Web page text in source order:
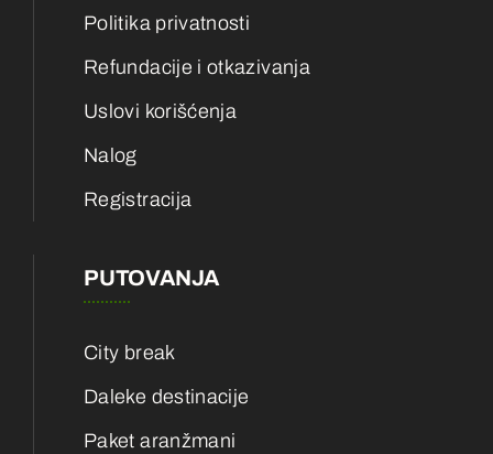
Politika privatnosti
Refundacije i otkazivanja
Uslovi korišćenja
Nalog
Registracija
PUTOVANJA
City break
Daleke destinacije
Paket aranžmani